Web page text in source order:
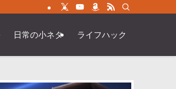
日常の小ネタ ライフハック